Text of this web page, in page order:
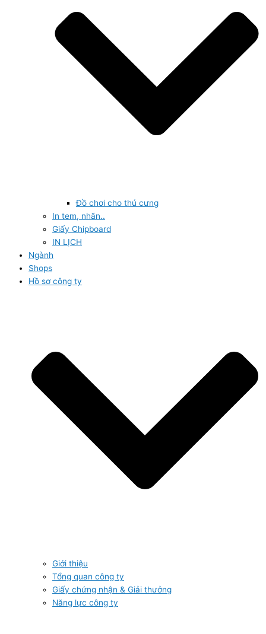
Đồ chơi cho thú cưng
In tem, nhãn..
Giấy Chipboard
IN LỊCH
Ngành
Shops
Hồ sơ công ty
Giới thiệu
Tổng quan công ty
Giấy chứng nhận & Giải thưởng
Năng lực công ty